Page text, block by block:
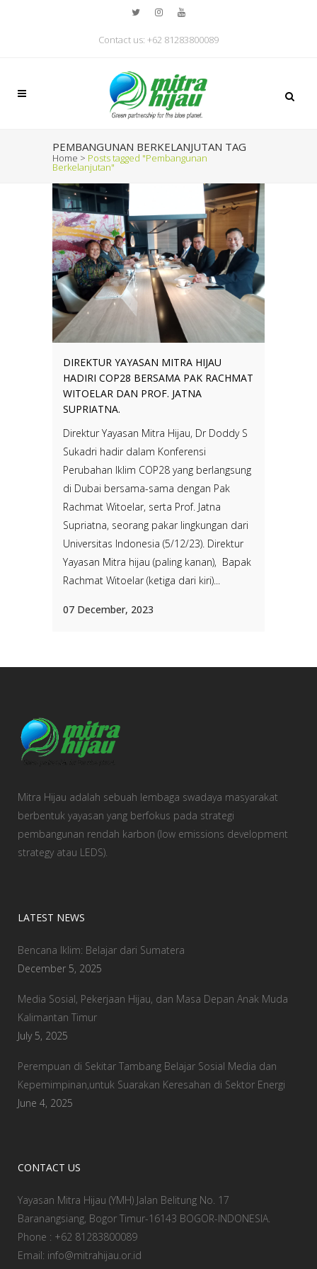
Contact us: +62 81283800089
PEMBANGUNAN BERKELANJUTAN TAG
Home > Posts tagged "Pembangunan
Berkelanjutan"
DIREKTUR YAYASAN MITRA HIJAU
HADIRI COP28 BERSAMA PAK RACHMAT
WITOELAR DAN PROF. JATNA
SUPRIATNA.
Direktur Yayasan Mitra Hijau, Dr Doddy S
Sukadri hadir dalam Konferensi
Perubahan Iklim COP28 yang berlangsung
di Dubai bersama-sama dengan Pak
Rachmat Witoelar, serta Prof. Jatna
Supriatna, seorang pakar lingkungan dari
Universitas Indonesia (5/12/23). Direktur
Yayasan Mitra hijau (paling kanan), Bapak
Rachmat Witoelar (ketiga dari kiri)...
07 December, 2023
Mitra Hijau adalah sebuah lembaga swadaya masyarakat
berbentuk yayasan yang berfokus pada strategi
pembangunan rendah karbon (low emissions development
strategy atau LEDS).
LATEST NEWS
Bencana Iklim: Belajar dari Sumatera
December 5, 2025
Media Sosial, Pekerjaan Hijau, dan Masa Depan Anak Muda
Kalimantan Timur
July 5, 2025
Perempuan di Sekitar Tambang Belajar Sosial Media dan
Kepemimpinan,untuk Suarakan Keresahan di Sektor Energi
June 4, 2025
CONTACT US
Yayasan Mitra Hijau (YMH) Jalan Belitung No. 17
Baranangsiang, Bogor Timur-16143 BOGOR-INDONESIA.
Phone : +62 81283800089
Email: info@mitrahijau.or.id